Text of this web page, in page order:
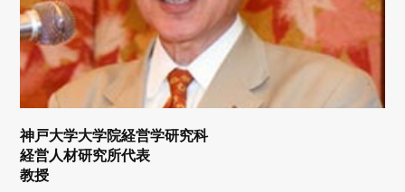
神戸大学大学院経営学研究科
経営人材研究所代表
教授